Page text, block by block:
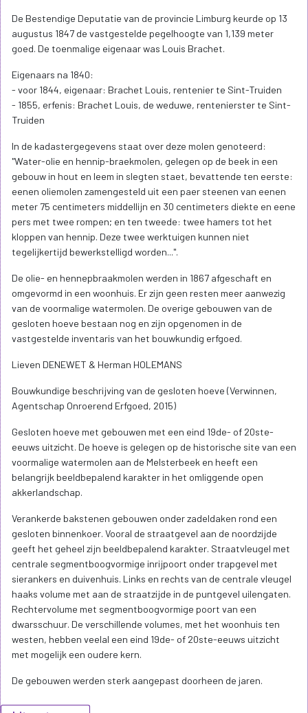
De Bestendige Deputatie van de provincie Limburg keurde op 13
augustus 1847 de vastgestelde pegelhoogte van 1,139 meter
goed. De toenmalige eigenaar was Louis Brachet.
Eigenaars na 1840:
- voor 1844, eigenaar: Brachet Louis, rentenier te Sint-Truiden
- 1855, erfenis: Brachet Louis, de weduwe, rentenierster te Sint-
Truiden
In de kadastergegevens staat over deze molen genoteerd:
"Water-olie en hennip-braekmolen, gelegen op de beek in een
gebouw in hout en leem in slegten staet, bevattende ten eerste:
eenen oliemolen zamengesteld uit een paer steenen van eenen
meter 75 centimeters middellijn en 30 centimeters diekte en eene
pers met twee rompen; en ten tweede: twee hamers tot het
kloppen van hennip. Deze twee werktuigen kunnen niet
tegelijkertijd bewerkstelligd worden...".
De olie- en hennepbraakmolen werden in 1867 afgeschaft en
omgevormd in een woonhuis. Er zijn geen resten meer aanwezig
van de voormalige watermolen. De overige gebouwen van de
gesloten hoeve bestaan nog en zijn opgenomen in de
vastgestelde inventaris van het bouwkundig erfgoed.
Lieven DENEWET & Herman HOLEMANS
Bouwkundige beschrijving van de gesloten hoeve (Verwinnen,
Agentschap Onroerend Erfgoed, 2015)
Gesloten hoeve met gebouwen met een eind 19de- of 20ste-
eeuws uitzicht. De hoeve is gelegen op de historische site van een
voormalige watermolen aan de Melsterbeek en heeft een
belangrijk beeldbepalend karakter in het omliggende open
akkerlandschap.
Verankerde bakstenen gebouwen onder zadeldaken rond een
gesloten binnenkoer. Vooral de straatgevel aan de noordzijde
geeft het geheel zijn beeldbepalend karakter. Straatvleugel met
centrale segmentboogvormige inrijpoort onder trapgevel met
sierankers en duivenhuis. Links en rechts van de centrale vleugel
haaks volume met aan de straatzijde in de puntgevel uilengaten.
Rechtervolume met segmentboogvormige poort van een
dwarsschuur. De verschillende volumes, met het woonhuis ten
westen, hebben veelal een eind 19de- of 20ste-eeuws uitzicht
met mogelijk een oudere kern.
De gebouwen werden sterk aangepast doorheen de jaren.